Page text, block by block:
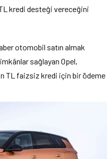
kredi desteği vereceğini
otomobil satın almak
sağlayan Opel,
TL faizsiz kredi için bir ödeme